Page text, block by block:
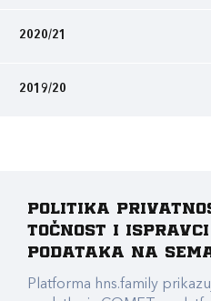
2020/21
2019/20
Politika
točnost i ispravci
podataka na
Platforma hns.family